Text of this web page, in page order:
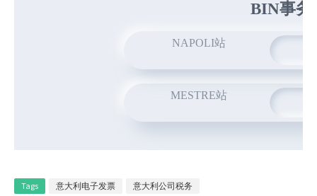
BIN事务
NAPOLI站
MESTRE站
Tags 意大利电子发票 意大利公司税务